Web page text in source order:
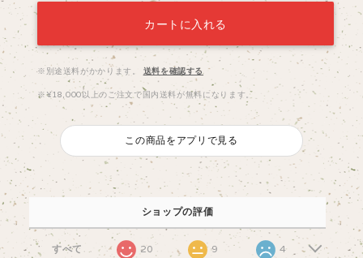
カートに入れる
※別途送料がかかります。 送料を確認する
※¥18,000以上のご注文で国内送料が無料になります。
この商品をアプリで見る
ショップの評価
すべて 20 9 4